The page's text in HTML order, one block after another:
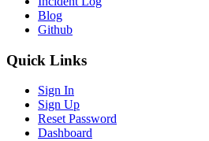
Blog
Github
Quick Links
Sign In
Sign Up
Reset Password
Dashboard